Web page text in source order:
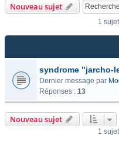
Nouveau sujet
1
syndrome "jarcho-
Dernier message par
Réponses : 13
Nouveau sujet
1